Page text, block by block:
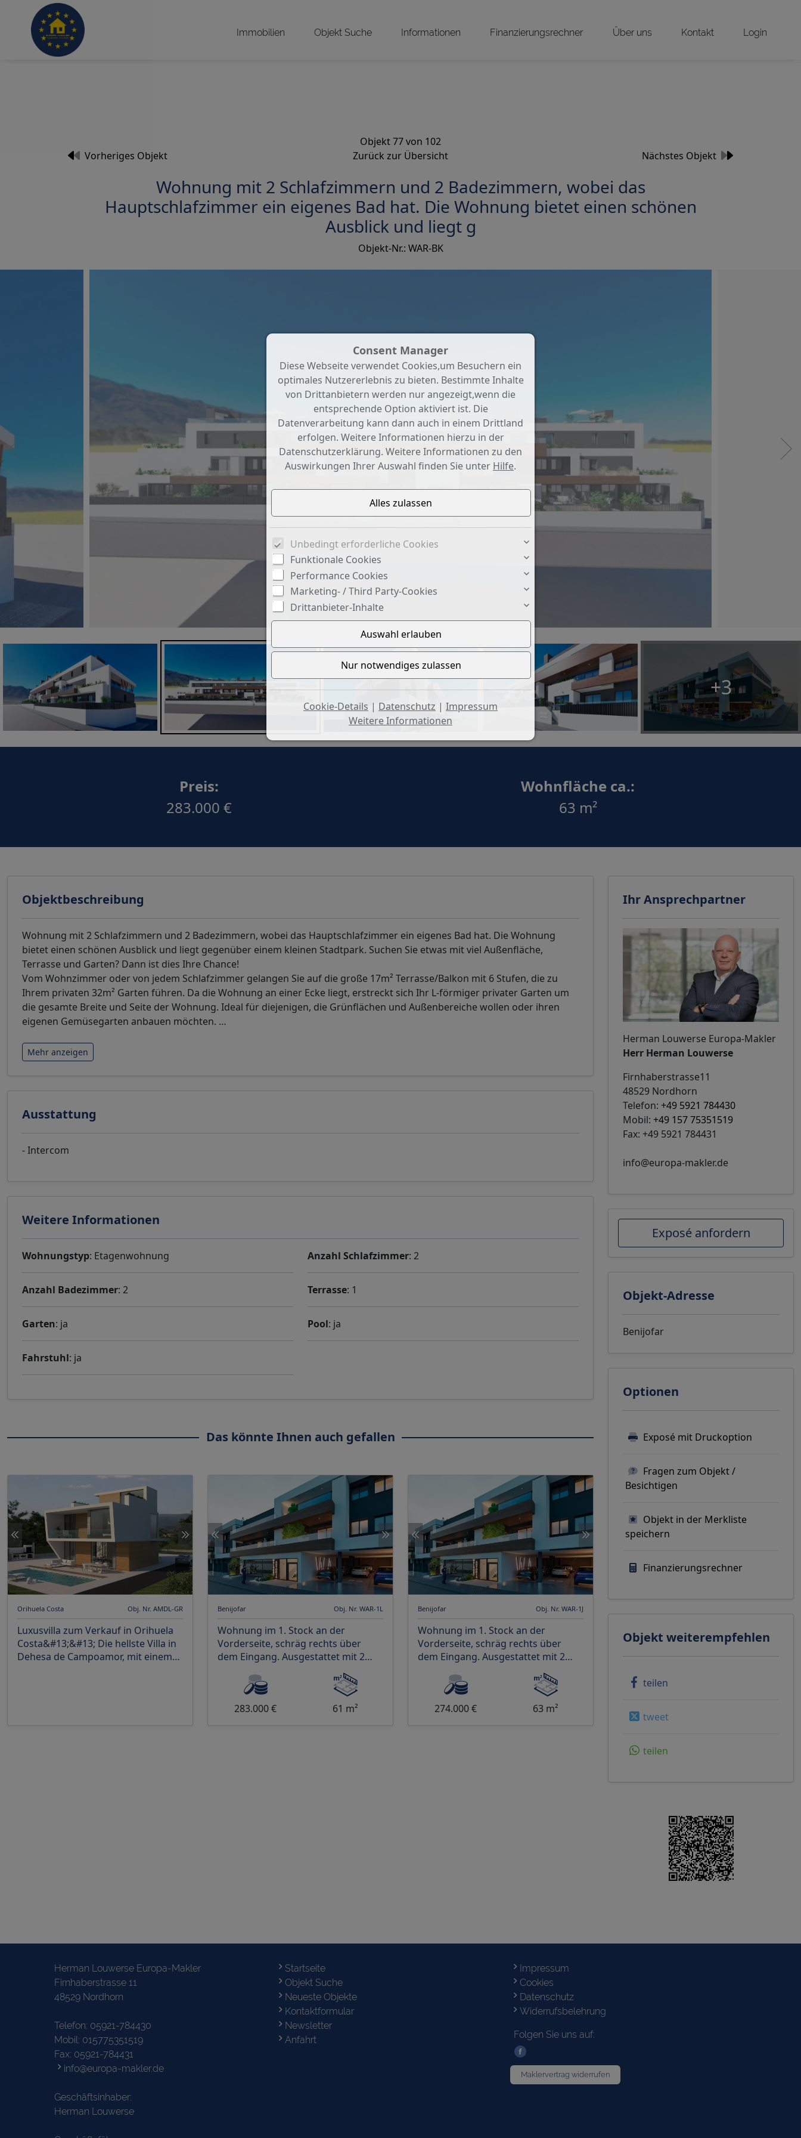
Immobilien Objekt Suche Informationen Finanzierungsrechner Über uns Kontakt Login
Objekt 77 von 102
Nächstes Objekt
Vorheriges Objekt Zurück zur Übersicht
Wohnung mit 2 Schlafzimmern und 2 Badezimmern, wobei das
Hauptschlafzimmer ein eigenes Bad hat. Die Wohnung bietet einen schönen
Ausblick und liegt g
Objekt-Nr.: WAR-BK
+3
Preis:
283.000 €
Wohnfläche ca.:
63 m²
Objektbeschreibung
Wohnung mit 2 Schlafzimmern und 2 Badezimmern, wobei das Hauptschlafzimmer ein eigenes Bad hat. Die Wohnung
bietet einen schönen Ausblick und liegt gegenüber einem kleinen Stadtpark. Suchen Sie etwas mit viel Außenfläche,
Terrasse und Garten? Dann ist dies Ihre Chance!
Vom Wohnzimmer oder von jedem Schlafzimmer gelangen Sie auf die große 17m² Terrasse/Balkon mit 6 Stufen, die zu
Ihrem privaten 32m² Garten führen. Da die Wohnung an einer Ecke liegt, erstreckt sich Ihr L-förmiger privater Garten um
die gesamte Breite und Seite der Wohnung. Ideal für diejenigen, die Grünflächen und Außenbereiche wollen oder ihren
eigenen Gemüsegarten anbauen möchten. …
Mehr anzeigen
Ausstattung
- Intercom
Weitere Informationen
Wohnungstyp: Etagenwohnung Anzahl Schlafzimmer: 2
Anzahl Badezimmer: 2 Terrasse: 1
Garten: ja Pool: ja
Fahrstuhl: ja
Das könnte Ihnen auch gefallen
Orihuela Costa Obj. Nr. AMDL-GR
Luxusvilla zum Verkauf in Orihuela
Costa&#13;&#13; Die hellste Villa in
Dehesa de Campoamor, mit einem
Benijofar Obj. Nr. WAR-1L
Wohnung im 1. Stock an der
Vorderseite, schräg rechts über
dem Eingang. Ausgestattet mit 2
Schlafzimmern und 2 Bädern,
wovon das Hauptschlafzimmer üb
283.000 €
61 m²
Benijofar Obj. Nr. WAR-1J
Wohnung im 1. Stock an der
Vorderseite, schräg rechts über
dem Eingang. Ausgestattet mit 2
Schlafzimmern und 2 Bädern,
wovon das Hauptschlafzimmer üb
274.000 €
63 m²
Ihr Ansprechpartner
Herman Louwerse Europa-Makler
Herr Herman Louwerse
Firnhaberstrasse11
48529 Nordhorn
Telefon: +49 5921 784430
Mobil: +49 157 75351519
Fax: +49 5921 784431
info@europa-makler.de
Exposé anfordern
Objekt-Adresse
Benijofar
Optionen
Exposé mit Druckoption
Fragen zum Objekt /
Besichtigen
Objekt in der Merkliste
speichern
Finanzierungsrechner
Objekt weiterempfehlen
teilen
tweet
teilen
Herman Louwerse Europa-Makler
Firnhaberstrasse 11
48529 Nordhorn
Telefon: 05921-784430
Mobil: 015775351519
Fax: 05921-784431
info@europa-makler.de
Geschäftsinhaber:
Herman Louwerse
Startseite
Objekt Suche
Neueste Objekte
Kontaktformular
Newsletter
Anfahrt
Impressum
Cookies
Datenschutz
Widerrufsbelehrung
Folgen Sie uns auf:
Maklervertrag widerrufen
Consent Manager
Diese Webseite verwendet Cookies,um Besuchern ein
optimales Nutzererlebnis zu bieten. Bestimmte Inhalte
von Drittanbietern werden nur angezeigt,wenn die
entsprechende Option aktiviert ist. Die
Datenverarbeitung kann dann auch in einem Drittland
erfolgen. Weitere Informationen hierzu in der
Datenschutzerklärung. Weitere Informationen zu den
Auswirkungen Ihrer Auswahl finden Sie unter Hilfe.
Unbedingt erforderliche Cookies
Funktionale Cookies
Performance Cookies
Marketing- / Third Party-Cookies
Drittanbieter-Inhalte
Cookie-Details | Datenschutz | Impressum
Weitere Informationen
Auswahl treffen. Nachfolgend erhalten Sie
Erläuterung der verschiedenen Optionen und
Bedeutung.
Alles zulassen:
Jedes Cookie wie z.B. Tracking- und Analytische-
sowie Drittanbieter-Inhalte.
Auswahl erlauben:
Sie können Ihre Cookie-Einstellung jederzeit hier
Cookie-Details
Datenschutz|Impressum
zurück